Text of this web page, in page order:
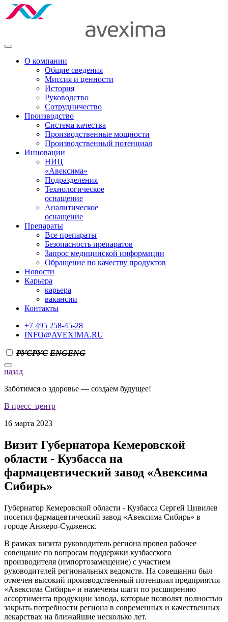
О компании
Общие сведения
Миссия и ценности
История
Руководство
Сотрудничество
Производство
Система качества
Производственные мощности
Производственный потенциал
Инновации
НИЦ
«Авексима»
Подразделения
Технологическое
оснащение
Аналитическое
оснащение
Препараты
Все препараты
Безопасность препаратов
Запрос медицинской информации
Обращение по качеству продуктов
Новости
Карьера
карьера
вакансии
Контакты
+7 495 258-45-28
INFO@AVEXIMA.RU
РУСРУС ENGENG
назад
Заботимся о здоровье — создаем будущее!
В пресс–центр
16 марта 2023
Визит Губернатора Кемеровской
области - Кузбасса на
фармацевтический завод «Авексима
Сибирь»
Губернатор Кемеровской области - Кузбасса Сергей Цивилев
посетил фармацевтический завод «Авексима Сибирь» в
городе Анжеро-Судженск.
В рамках визита руководитель региона провел рабочее
совещание по вопросам поддержки кузбасского
производителя (импортозамещение) с участием
руководителей региональных ведомств. На совещании был
отмечен высокий производственный потенциал предприятия
«Авексима Сибирь» и намечены шаги по расширению
ассортимента продукции завода, которые позволят полностью
закрыть потребности региона в современных и качественных
лекарствах на ближайшие несколько лет.